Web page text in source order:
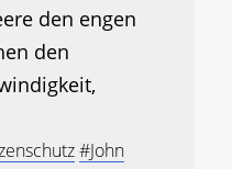
den engen
den
#John